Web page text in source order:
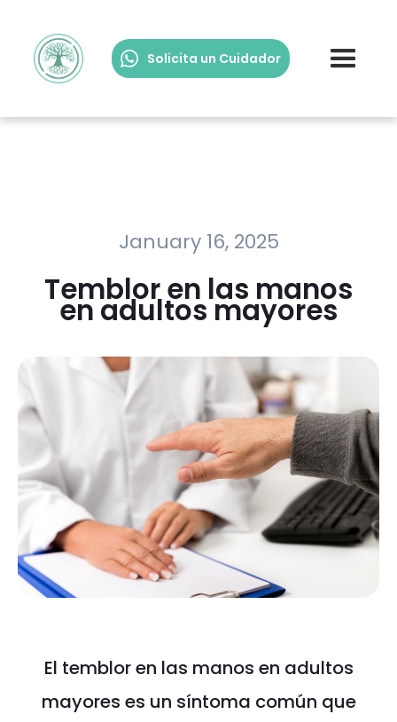
Solicita un Cuidador
January 16, 2025
Temblor en las manos
en adultos mayores
El temblor en las manos en adultos
mayores es un síntoma común que